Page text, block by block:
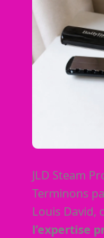
JLD Steam
Terminons
Louis David,
l’expertise